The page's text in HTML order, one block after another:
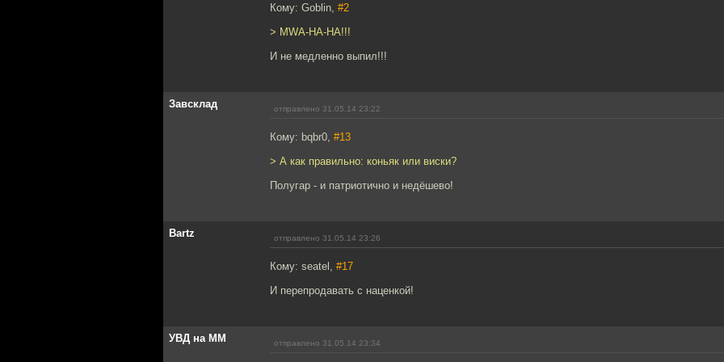
Кому: Goblin, #2
> MWA-HA-HA!!!
И не медленно выпил!!!
Завсклад отправлено 31.05.14 23:22
Кому: bqbr0, #13
> А как правильно: коньяк или виски?
Полугар - и патриотично и недёшево!
Bartz отправлено 31.05.14 23:26
Кому: seatel, #17
И перепродавать с наценкой!
УВД на ММ отправлено 31.05.14 23:34